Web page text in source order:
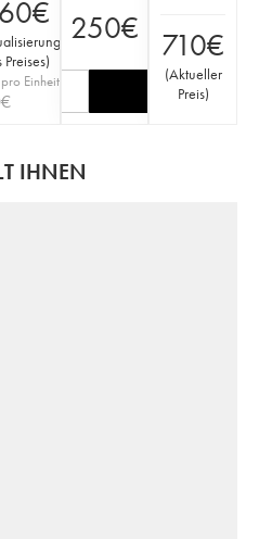
€
Preises)
Einheit
€
250€ 710€
(Aktueller
Preis)
IHNEN